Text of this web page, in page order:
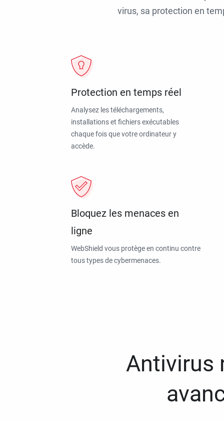
virus, sa protection en
Protection en temps réel
Analysez les téléchargements,
installations et fichiers exécutables
chaque fois que votre ordinateur y
accède.
Bloquez les menaces en
ligne
WebShield vous protège en continu contre
tous types de cybermenaces.
Antivirus